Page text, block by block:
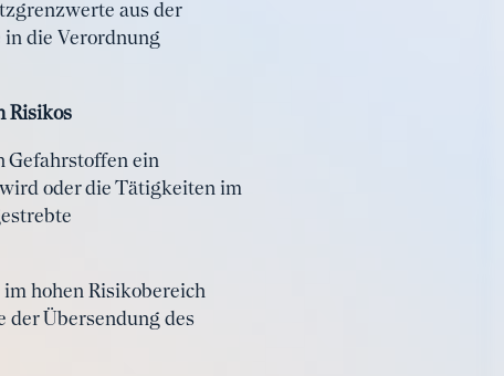
aus der
die Verordnung
Risikos
Gefahrstoffen ein
oder die Tätigkeiten im
hohen Risikobereich
Übersendung des